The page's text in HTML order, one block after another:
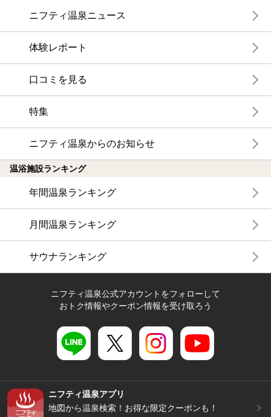
ニフティ温泉ニュース
体験レポート
口コミを見る
特集
ニフティ温泉からのお知らせ
温浴施設ランキング
年間温泉ランキング
月間温泉ランキング
サウナランキング
ニフティ温泉公式アカウントをフォローして
おトク情報やクーポン情報を受け取ろう
ニフティ温泉アプリ
地図から温泉検索！お得な限定クーポンも！